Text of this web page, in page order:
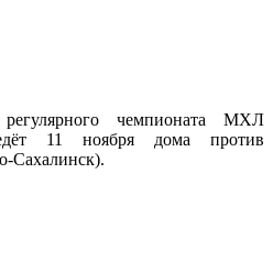
чемпионата МХЛ
11 ноября дома против
Сахалинск).